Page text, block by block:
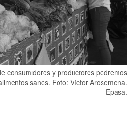
consumidores y productores podremos
sanos. Foto: Víctor Arosemena.
Epasa.